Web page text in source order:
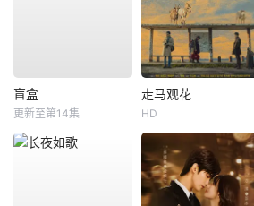
盲盒
更新至第14集
走马观花
HD